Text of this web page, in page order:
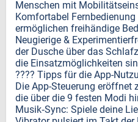
Menschen mit
Komfortabel
ermöglichen freihändige
Neugierige &
der Dusche über das
die Einsatzmöglichkeiten
???? Tipps für die App-
Die App-Steuerung eröffnet
die über die 9 festen Modi
Musik‑Sync: Spiele deine